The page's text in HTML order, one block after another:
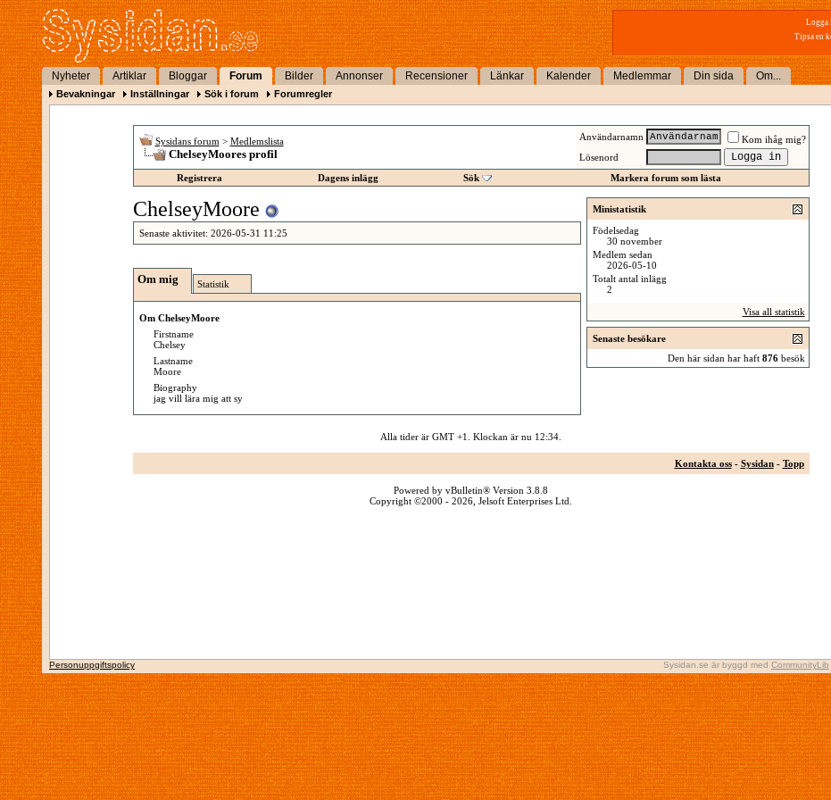
Logga
Tipsa en
Nyheter Artiklar Bloggar Forum Bilder Annonser Recensioner Länkar Kalender Medlemmar Din sida Om...
Bevakningar Inställningar Sök i forum Forumregler
Sysidans forum > Medlemslista
ChelseyMoores profil
Användarnamn
Kom ihåg mig?
Lösenord
Registrera
Dagens inlägg Sök Markera forum som lästa
ChelseyMoore
Senaste aktivitet: 2026-05-31 11:25
Om mig Statistik
Om ChelseyMoore
Firstname
Chelsey
Lastname
Moore
Biography
jag vill lära mig att sy
Ministatistik
Födelsedag
30 november
Medlem sedan
2026-05-10
Totalt antal inlägg
2
Visa all statistik
Senaste besökare
Den här sidan har haft 876besök
Alla tider är GMT +1. Klockan är nu 12:34
Kontakta oss- Sysidan- Topp
Powered by vBulletin® Version 3.8.8
Copyright ©2000 - 2026, Jelsoft Enterprises Ltd.
Sysidan.se är byggd med CommunityLib
Personuppgiftspolicy